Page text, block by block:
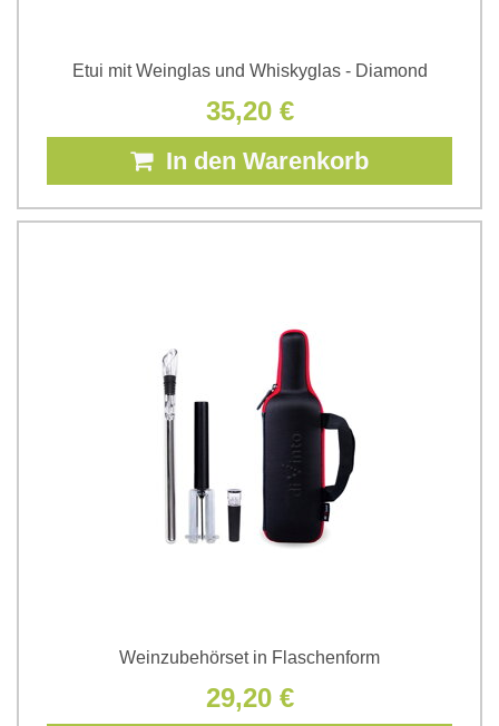
Etui mit Weinglas und Whiskyglas - Diamond
35,20 €
In den Warenkorb
Weinzubehörset in Flaschenform
29,20 €